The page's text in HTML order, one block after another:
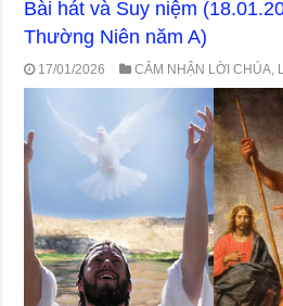
Bài hát và Suy niệm
Thường Niên năm A)
17/01/2026 CẢM NHẬN LỜI CHÚA